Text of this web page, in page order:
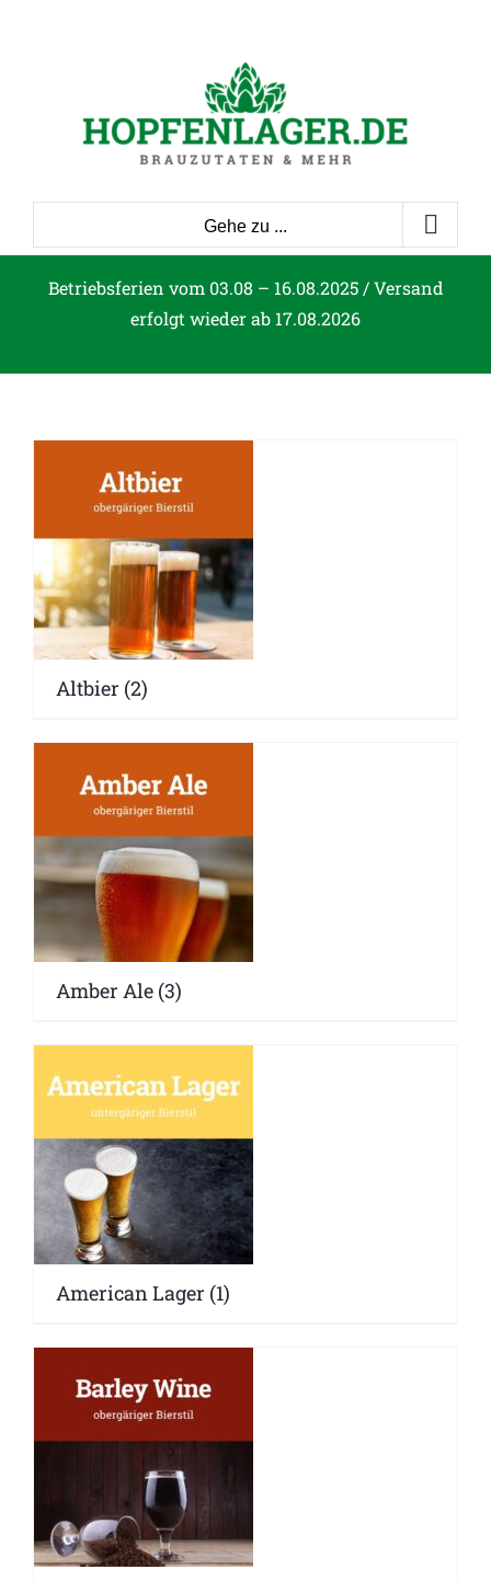
Gehe zu ...
Betriebsferien vom 03.08 – 16.08.2025 / Versand
erfolgt wieder ab 17.08.2026
Altbier (2)
Amber Ale (3)
American Lager (1)